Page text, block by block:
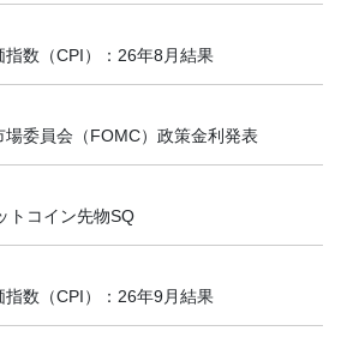
指数（CPI）：26年8月結果
場委員会（FOMC）政策金利発表
トコイン先物SQ
指数（CPI）：26年9月結果